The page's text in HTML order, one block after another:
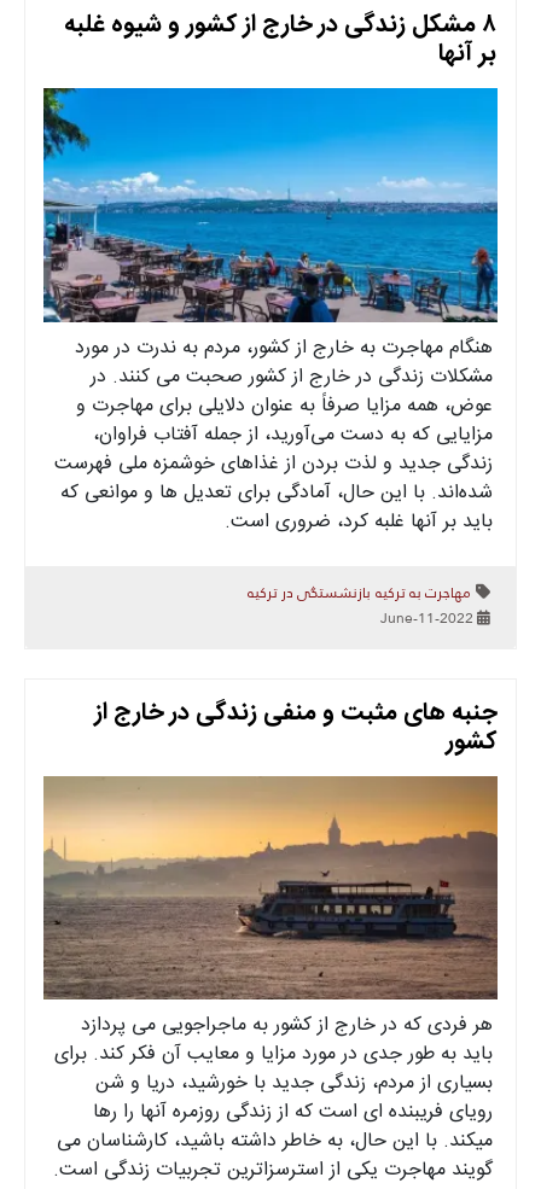
۸ مشکل زندگی در خارج از کشور و شیوه غلبه
بر آنها
هنگام مهاجرت به خارج از کشور، مردم به ندرت در مورد
مشکلات زندگی در خارج از کشور صحبت می کنند. در
عوض، همه مزایا صرفاً به عنوان دلایلی برای مهاجرت و
مزایایی که به دست می‌آورید، از جمله آفتاب فراوان،
زندگی جدید و لذت بردن از غذاهای خوشمزه ملی فهرست
شده‌اند. با این حال، آمادگی برای تعدیل ها و موانعی که
باید بر آنها غلبه کرد، ضروری است.
مهاجرت به ترکیه بازنشستگی در ترکیه
جنبه های مثبت و منفی زندگی در خارج از
کشور
هر فردی که در خارج از کشور به ماجراجویی می پردازد
باید به طور جدی در مورد مزایا و معایب آن فکر کند. برای
بسیاری از مردم، زندگی جدید با خورشید، دریا و شن
رویای فریبنده ای است که از زندگی روزمره آنها را رها
میکند. با این حال، به خاطر داشته باشید، کارشناسان می
گویند مهاجرت یکی از استرسزاترین تجربیات زندگی است.